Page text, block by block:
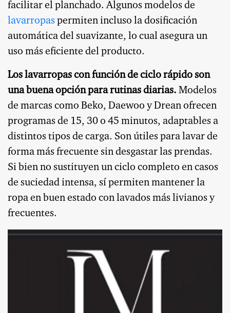
facilitar el planchado. Algunos modelos de
lavarropas permiten incluso la dosificación
automática del suavizante, lo cual asegura un
uso más eficiente del producto.
Los lavarropas con función de ciclo rápido son
una buena opción para rutinas diarias. Modelos
de marcas como Beko, Daewoo y Drean ofrecen
programas de 15, 30 o 45 minutos, adaptables a
distintos tipos de carga. Son útiles para lavar de
forma más frecuente sin desgastar las prendas.
Si bien no sustituyen un ciclo completo en casos
de suciedad intensa, sí permiten mantener la
ropa en buen estado con lavados más livianos y
frecuentes.